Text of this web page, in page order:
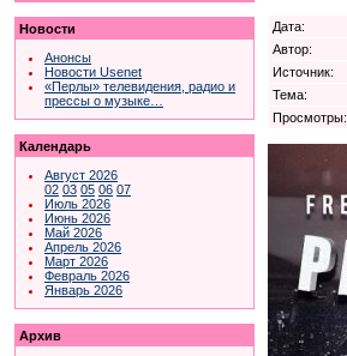
Новости
Анонсы
Новости Usenet
«Перлы» телевидения, радио и
прессы о музыке…
Календарь
Август 2026
02 03 05 06 07
Июль 2026
Июнь 2026
Май 2026
Апрель 2026
Март 2026
Февраль 2026
Январь 2026
Архив
Дата:
Автор:
Источник:
Тема:
Просмотры: